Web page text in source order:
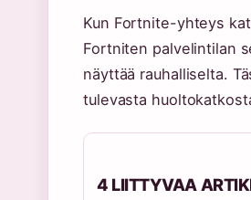
Kun Fortnite-yhteys
Fortniten palvelintilan
näyttää rauhalliselta.
tulevasta
4 LIITTYVAA